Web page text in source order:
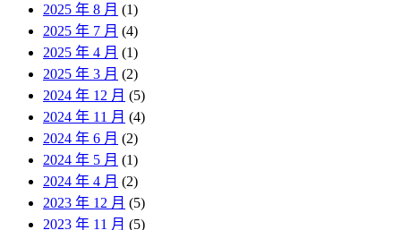
2025 年 8 月 (1)
2025 年 7 月 (4)
2025 年 4 月 (1)
2025 年 3 月 (2)
2024 年 12 月 (5)
2024 年 11 月 (4)
2024 年 6 月 (2)
2024 年 5 月 (1)
2024 年 4 月 (2)
2023 年 12 月 (5)
2023 年 11 月 (5)